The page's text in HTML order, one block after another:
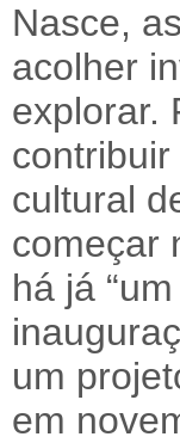
Nasce,
acolher
explorar.
cultural
começar
há já
um
em